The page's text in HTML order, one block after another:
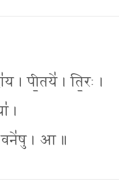
। पी॒तये॑ । ति॒रः ।
।
वने॑षु । आ ॥